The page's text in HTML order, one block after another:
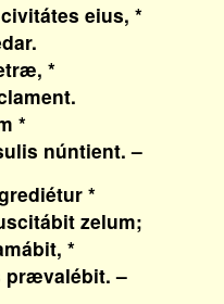
eius, *
*
*
núntient. –
*
zelum;
*
–